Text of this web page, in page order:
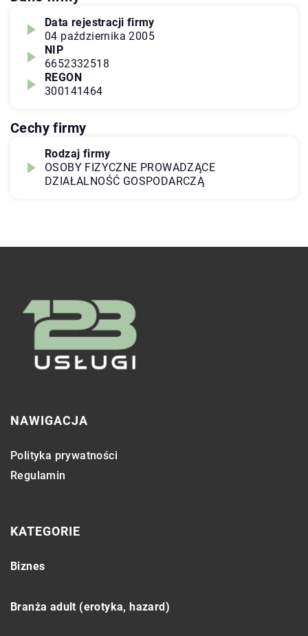
Data rejestracji firmy
04 października 2005
NIP
6652332518
REGON
300141464
Cechy firmy
Rodzaj firmy
OSOBY FIZYCZNE PROWADZĄCE
DZIAŁALNOŚĆ GOSPODARCZĄ
NAWIGACJA
Polityka prywatności
Regulamin
KATEGORIE
Biznes
Branża adult (erotyka, hazard)